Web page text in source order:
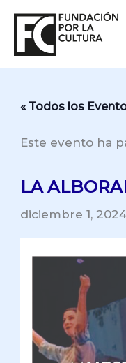
contenido
« Todos los
Este evento ha
LA
diciembre 1, 2024